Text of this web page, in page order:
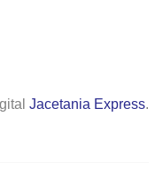
Jacetania Express.